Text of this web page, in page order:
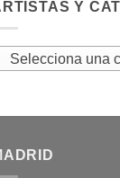
Y